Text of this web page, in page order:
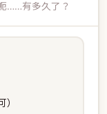
……有多久了？